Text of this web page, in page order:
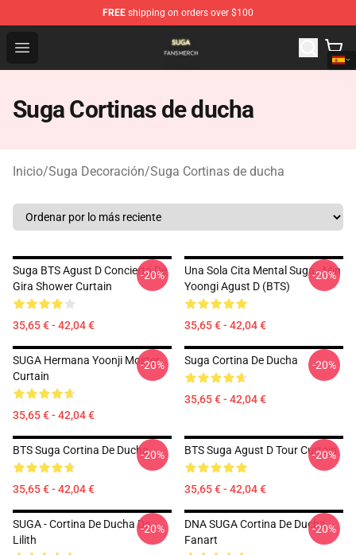
FREE shipping on orders over $100
Open menu
Suga Shop - Official Suga Merchandise Store
Suga Cortinas de ducha
Inicio/Suga Decoración/Suga Cortinas de ducha
Suga BTS Agust D Concierto De
Gira Shower Curtain
35,65 € - 42,04 €
-20%
Una Sola Cita Mental Suga - Min
Yoongi Agust D (BTS)
35,65 € - 42,04 €
-20%
SUGA Hermana Yoonji Moster
Curtain
35,65 € - 42,04 €
-20% Suga Cortina De Ducha
35,65 € - 42,04 €
-20%
BTS Suga Cortina De Ducha
35,65 € - 42,04 €
-20% BTS Suga Agust D Tour Curtain
35,65 € - 42,04 €
-20%
SUGA - Cortina De Ducha De
Lilith
-20%
DNA SUGA Cortina De Ducha
Fanart
-20%